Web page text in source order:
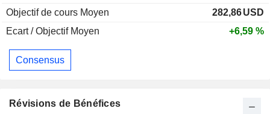
Objectif de cours Moyen
282,86USD
Ecart / Objectif Moyen
+6,59 %
Consensus
Révisions de Bénéfices